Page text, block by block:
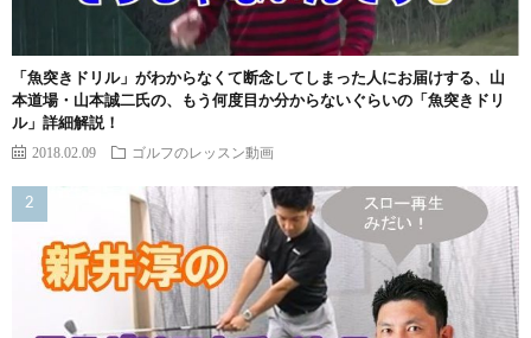
「魚突きドリル」がわからなくて断念してしまった人にお届けする、山
本道場・山本誠二氏の、もう何度目か分からないぐらいの「魚突きドリ
ル」詳細解説！
2018.02.09 ゴルフのレッスン動画